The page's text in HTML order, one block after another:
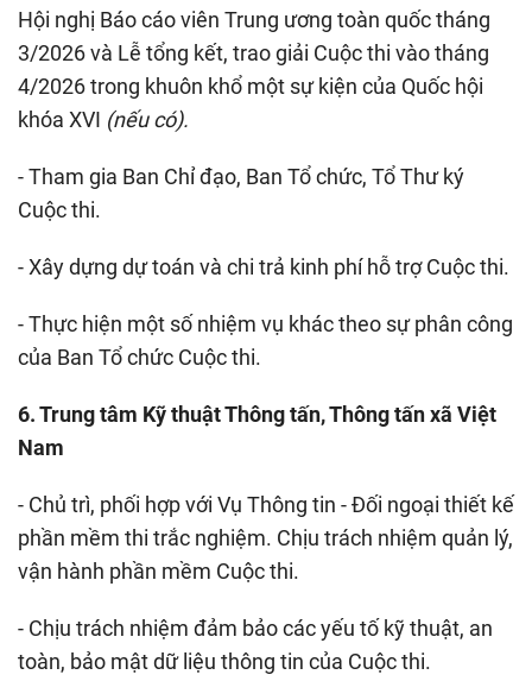
Hội nghị Báo cáo viên Trung ương toàn quốc tháng
3/2026 và Lễ tổng kết, trao giải Cuộc thi vào tháng
4/2026 trong khuôn khổ một sự kiện của Quốc hội
khóa XVI (nếu có).
- Tham gia Ban Chỉ đạo, Ban Tổ chức, Tổ Thư ký
Cuộc thi.
- Xây dựng dự toán và chi trả kinh phí hỗ trợ Cuộc thi.
- Thực hiện một số nhiệm vụ khác theo sự phân công
của Ban Tổ chức Cuộc thi.
6. Trung tâm Kỹ thuật Thông tấn, Thông tấn xã Việt
Nam
- Chủ trì, phối hợp với Vụ Thông tin - Đối ngoại thiết kế
phần mềm thi trắc nghiệm. Chịu trách nhiệm quản lý,
vận hành phần mềm Cuộc thi.
- Chịu trách nhiệm đảm bảo các yếu tố kỹ thuật, an
toàn, bảo mật dữ liệu thông tin của Cuộc thi.